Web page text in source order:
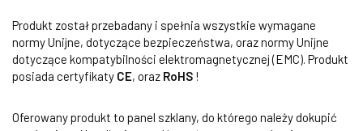
Produkt został przebadany i spełnia wszystkie wymagane
normy Unijne, dotyczące bezpieczeństwa, oraz normy Unijne
dotyczące kompatybilności elektromagnetycznej (EMC). Produkt
posiada certyfikaty CE, oraz RoHS !
Oferowany produkt to panel szklany, do którego należy dokupić